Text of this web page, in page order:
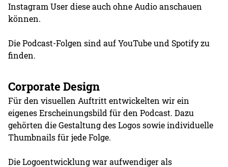
Instagram User diese auch ohne Audio anschauen
können.
Die Podcast-Folgen sind auf YouTube und Spotify zu
finden.
Corporate Design
Für den visuellen Auftritt entwickelten wir ein
eigenes Erscheinungsbild für den Podcast. Dazu
gehörten die Gestaltung des Logos sowie individuelle
Thumbnails für jede Folge.
Die Logoentwicklung war aufwendiger als